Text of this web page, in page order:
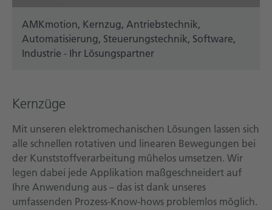
Kernzüge
Mit unseren elektromechanischen Lösungen lassen sich
alle schnellen rotativen und linearen Bewegungen bei
der Kunststoffverarbeitung mühelos umsetzen. Wir
legen dabei jede Applikation maßgeschneidert auf
Ihre Anwendung aus – das ist dank unseres
umfassenden Prozess-Know-hows problemlos möglich.
AMKmotion, Kernzug, Antriebstechnik,
Automatisierung, Steuerungstechnik, Software,
Industrie - Ihr Lösungspartner